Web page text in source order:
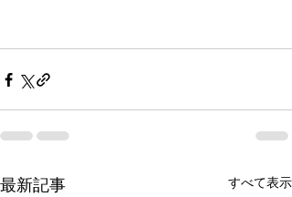
最新記事 すべて表示